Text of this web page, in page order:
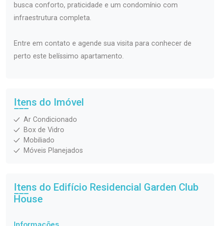
busca conforto, praticidade e um condomínio com
infraestrutura completa.
Entre em contato e agende sua visita para conhecer de
perto este belíssimo apartamento.
Itens do Imóvel
Ar Condicionado
Box de Vidro
Mobiliado
Móveis Planejados
Itens do Edifício Residencial Garden Club
House